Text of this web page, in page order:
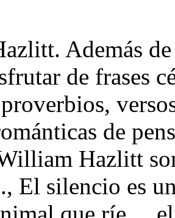
Además
de frases
de
Hazlitt
El silencio es